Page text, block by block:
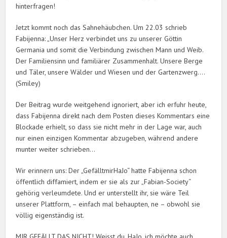
hinterfragen!
Jetzt kommt noch das Sahnehäubchen. Um 22.03 schrieb
Fabijenna: „Unser Herz verbindet uns zu unserer Göttin
Germania und somit die Verbindung zwischen Mann und Weib.
Der Familiensinn und familiärer Zusammenhalt. Unsere Berge
und Täler, unsere Wälder und Wiesen und der Gartenzwerg….
(Smiley)
Der Beitrag wurde weitgehend ignoriert, aber ich erfuhr heute,
dass Fabijenna direkt nach dem Posten dieses Kommentars eine
Blockade erhielt, so dass sie nicht mehr in der Lage war, auch
nur einen einzigen Kommentar abzugeben, während andere
munter weiter schrieben…
Wir erinnern uns: Der „GefälltmirHaJo“ hatte Fabijenna schon
öffentlich diffamiert, indem er sie als zur „Fabian-Society“
gehörig verleumdete. Und er unterstellt ihr, sie wäre Teil
unserer Plattform, – einfach mal behaupten, ne – obwohl sie
völlig eigenständig ist.